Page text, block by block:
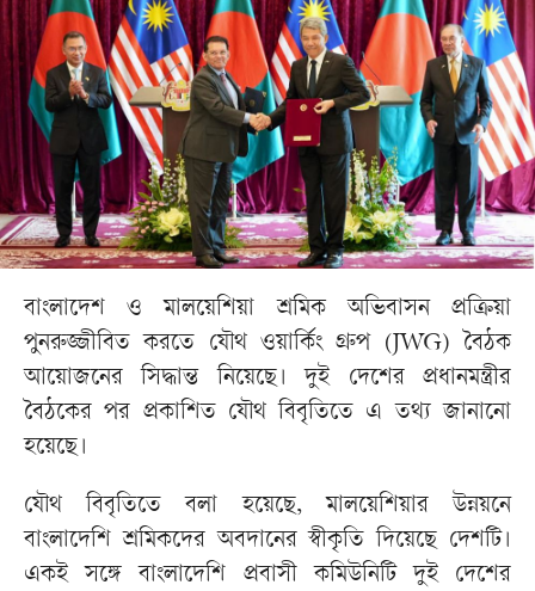
বাংলাদেশ ও মালয়েশিয়া শ্রমিক অভিবাসন প্রক্রিয়া
পুনরুজ্জীবিত করতে যৌথ ওয়ার্কিং গ্রুপ (JWG) বৈঠক
আয়োজনের সিদ্ধান্ত নিয়েছে। দুই দেশের প্রধানমন্ত্রীর
বৈঠকের পর প্রকাশিত যৌথ বিবৃতিতে এ তথ্য জানানো
হয়েছে।
যৌথ বিবৃতিতে বলা হয়েছে, মালয়েশিয়ার উন্নয়নে
বাংলাদেশি শ্রমিকদের অবদানের স্বীকৃতি দিয়েছে দেশটি।
একই সঙ্গে বাংলাদেশি প্রবাসী কমিউনিটি দুই দেশের